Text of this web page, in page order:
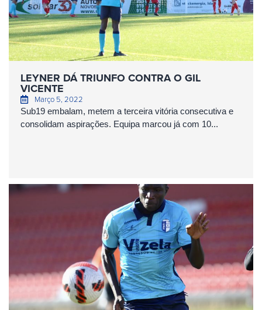
LEYNER DÁ TRIUNFO CONTRA O GIL
VICENTE
Março 5, 2022
Sub19 embalam, metem a terceira vitória consecutiva e
consolidam aspirações. Equipa marcou já com 10...